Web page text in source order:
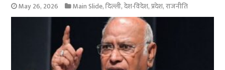
May 26, 2026 Main Slide,दिल्ली,देश-विदेश,प्रदेश,राजनीति